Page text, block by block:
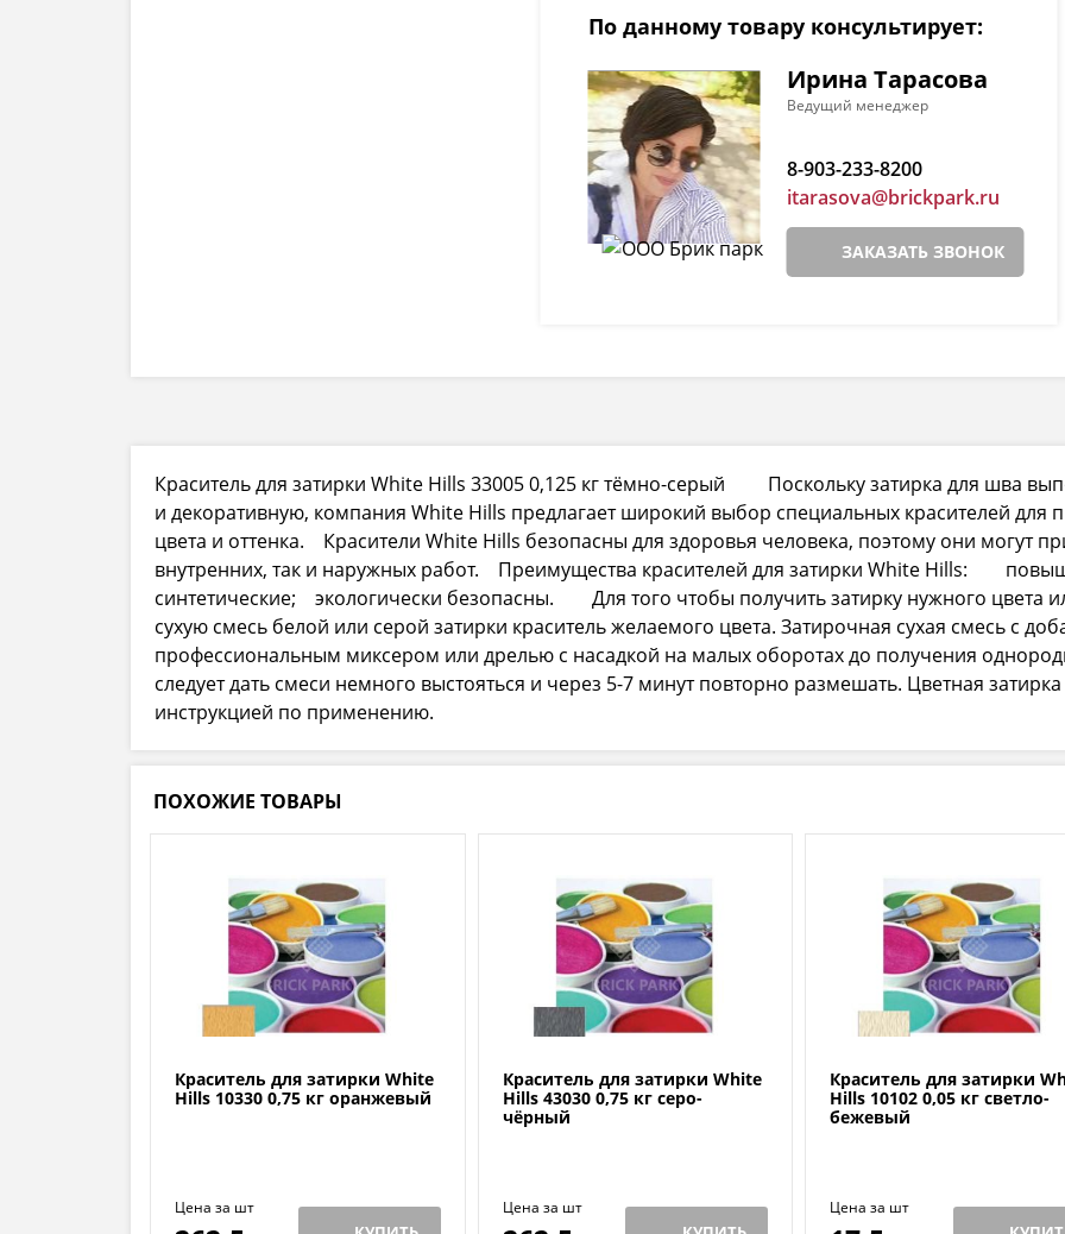
По данному товару консультирует:
Ирина Тарасова
Ведущий менеджер
8-903-233-8200
itarasova@brickpark.ru
ЗАКАЗАТЬ ЗВОНОК
Краситель для затирки White Hills 33005 0,125 кг тёмно-серый Поскольку затирка для шва
и декоративную, компания White Hills предлагает широкий выбор специальных красителей для
цвета и оттенка. Красители White Hills безопасны для здоровья человека, поэтому они могут
внутренних, так и наружных работ. Преимущества красителей для затирки White Hills:
синтетические; экологически безопасны. Для того чтобы получить затирку нужного цвета
сухую смесь белой или серой затирки краситель желаемого цвета. Затирочная сухая смесь с
профессиональным миксером или дрелью с насадкой на малых оборотах до получения
следует дать смеси немного выстояться и через 5-7 минут повторно размешать. Цветная
инструкцией по применению.
ПОХОЖИЕ ТОВАРЫ
Краситель для затирки White
Hills 10330 0,75 кг оранжевый
Цена за шт
Краситель для затирки White
Hills 43030 0,75 кг серо-
чёрный
Цена за шт
Краситель для затирки
Hills 10102 0,05 кг светло-
бежевый
Цена за шт